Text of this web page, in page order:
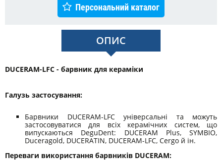
Персональний каталог
ОПИС
DUCERAM-LFC - барвник для кераміки
Галузь застосування:
Барвники DUCERAM-LFC універсальні та можуть
застосовуватися для всіх керамічних систем, що
випускаються DeguDent: DUCERAM Plus, SYMBIO,
Duceragold, DUCERATIN, DUCERAM-LFC, Cergo й ін.
Переваги використання барвників DUCERAM: